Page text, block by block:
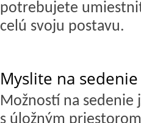
potrebujete
celú svoju postavu.
Myslite na sedenie
Možností na sedenie
s úložným